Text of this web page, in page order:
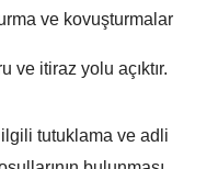
ve kovuşturmalar
ve itiraz yolu açıktır.
tutuklama ve adli